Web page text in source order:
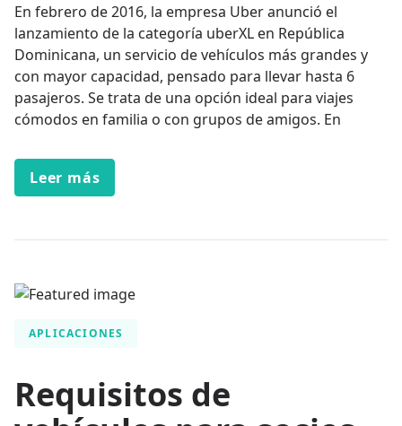
En febrero de 2016, la empresa Uber anunció el
lanzamiento de la categoría uberXL en República
Dominicana, un servicio de vehículos más grandes y
con mayor capacidad, pensado para llevar hasta 6
pasajeros. Se trata de una opción ideal para viajes
cómodos en familia o con grupos de amigos. En
Leer más
APLICACIONES
Requisitos de